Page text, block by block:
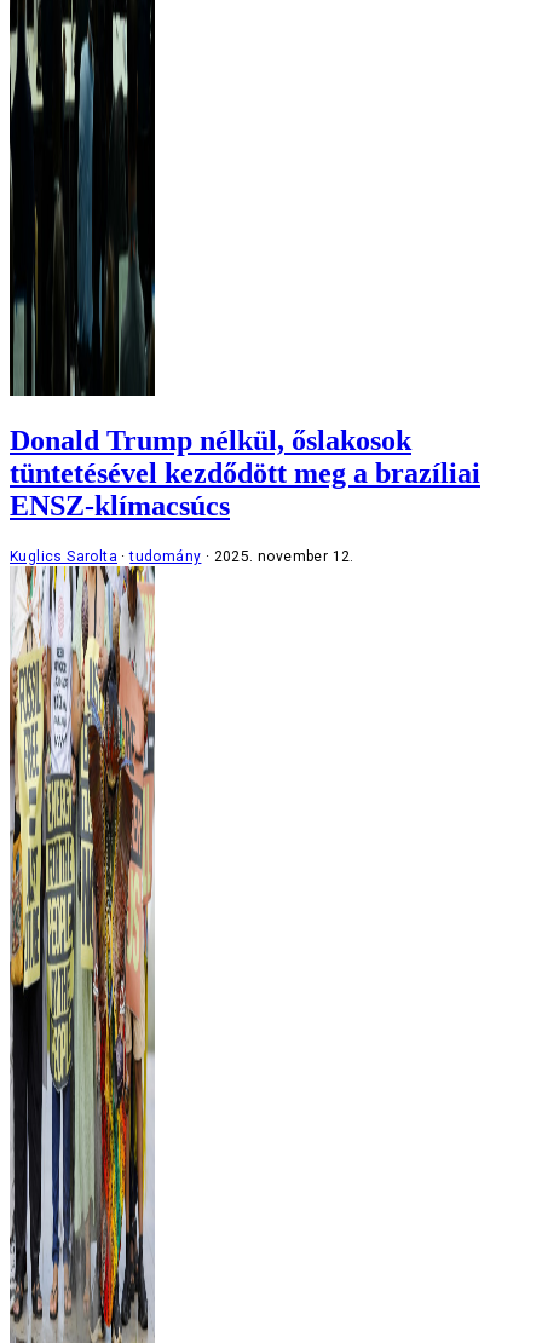
Donald Trump nélkül, őslakosok
tüntetésével kezdődött meg a brazíliai
ENSZ-klímacsúcs
Kuglics Sarolta tudomány 2025. november 12.